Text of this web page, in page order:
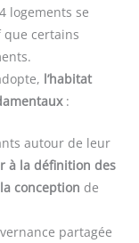
logements se
certains
l’habitat
:
autour de leur
à la définition des
conception de
partagée